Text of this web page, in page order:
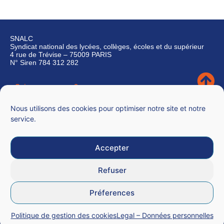
Nous utilisons des cookies pour optimiser notre site et notre
service.
Accepter
Refuser
Préferences
Politique de gestion des cookiesLegal – Données personnelles
SNALC
Syndicat national des lycées, collèges, écoles et du supérieur
4 rue de Trévise – 75009 PARIS
N° Siren 784 312 282
Qui sommes-nous ?
CGU